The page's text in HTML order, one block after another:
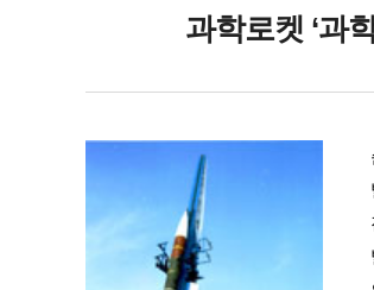
과학로켓 ‘과